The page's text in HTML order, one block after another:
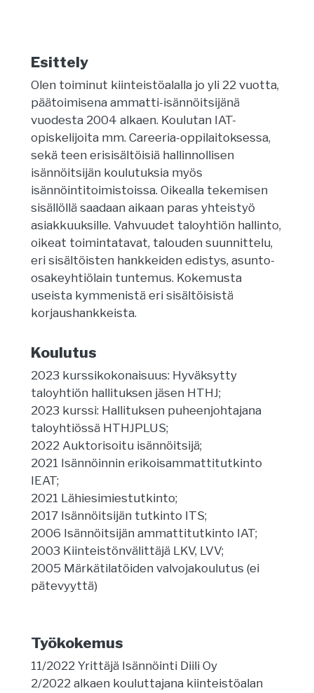
Esittely
Olen toiminut kiinteistöalalla jo yli 22 vuotta,
päätoimisena ammatti-isännöitsijänä
vuodesta 2004 alkaen. Koulutan IAT-
opiskelijoita mm. Careeria-oppilaitoksessa,
sekä teen erisisältöisiä hallinnollisen
isännöitsijän koulutuksia myös
isännöintitoimistoissa. Oikealla tekemisen
sisällöllä saadaan aikaan paras yhteistyö
asiakkuuksille. Vahvuudet taloyhtiön hallinto,
oikeat toimintatavat, talouden suunnittelu,
eri sisältöisten hankkeiden edistys, asunto-
osakeyhtiölain tuntemus. Kokemusta
useista kymmenistä eri sisältöisistä
korjaushankkeista.
Koulutus
2023 kurssikokonaisuus: Hyväksytty
taloyhtiön hallituksen jäsen HTHJ;
2023 kurssi: Hallituksen puheenjohtajana
taloyhtiössä HTHJPLUS;
2022 Auktorisoitu isännöitsijä;
2021 Isännöinnin erikoisammattitutkinto
IEAT;
2021 Lähiesimiestutkinto;
2017 Isännöitsijän tutkinto ITS;
2006 Isännöitsijän ammattitutkinto IAT;
2003 Kiinteistönvälittäjä LKV, LVV;
2005 Märkätilatöiden valvojakoulutus (ei
pätevyyttä)
Työkokemus
11/2022 Yrittäjä Isännöinti Diili Oy
2/2022 alkaen kouluttajana kiinteistöalan